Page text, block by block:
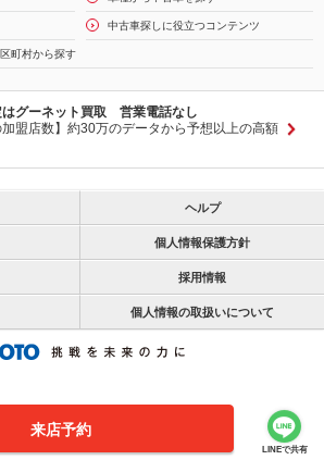
来店予約
LINEで共有
中古車探しに役立つコンテンツ
町村から探す
はグーネット買取 営業電話なし
加盟店数】約30万のデータから予想以上の高額
ヘルプ
個人情報保護方針
採用情報
個人情報の取扱いについて